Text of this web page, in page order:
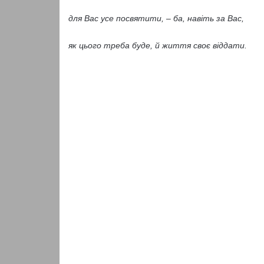
для Вас усе посвятити, – ба, навіть за Вас,
як цього треба буде, й життя своє віддати.
Андрей